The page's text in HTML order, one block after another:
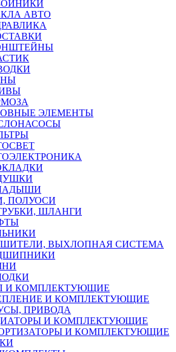
АВТО
ЭЛЕМЕНТЫ
ПОЛУОСИ
ШЛАНГИ
ВЫХЛОПНАЯ СИСТЕМА
И КОМПЛЕКТУЮЩИЕ
И КОМПЛЕКТУЮЩИЕ
ПРИВОДА
И КОМПЛЕКТУЮЩИЕ
И КОМПЛЕКТУЮЩИЕ